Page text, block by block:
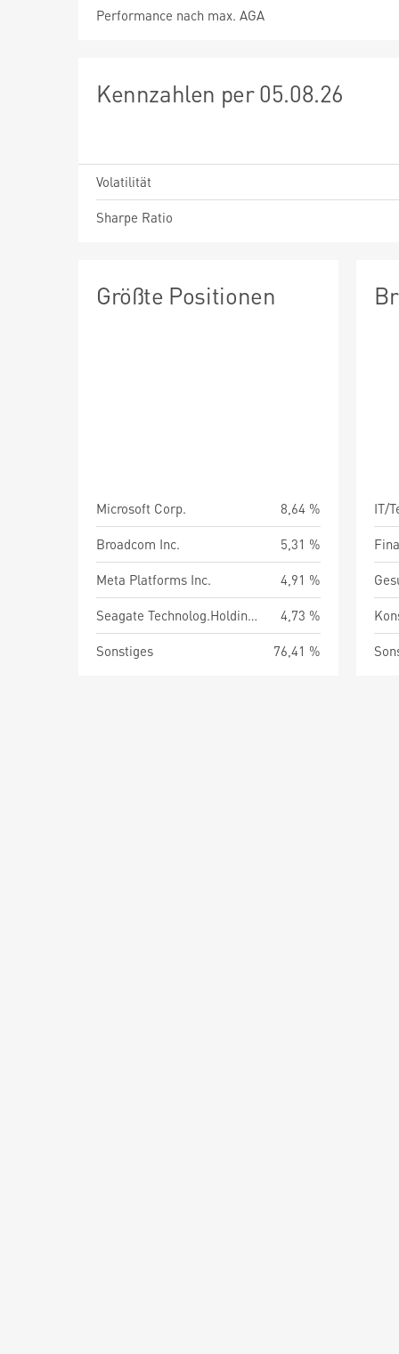
Performance nach max. AGA
Kennzahlen per 05.08.26
Volatilität
Sharpe Ratio
Größte Positionen
Microsoft Corp.
8,64 %
Broadcom Inc.
5,31 %
Meta Platforms Inc.
4,91 %
Seagate Technolog.Holdings PLC
4,73 %
Sonstiges
76,41 %
IT/